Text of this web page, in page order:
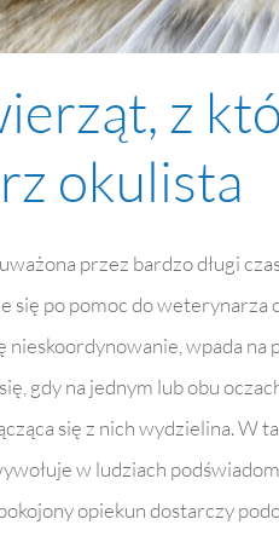
z
okulista
przez bardzo długi
się po pomoc do weterynarza
nieskoordynowanie, wpada
gdy na jednym lub obu
się z nich wydzielina. W
w ludziach
opiekun dostarczy